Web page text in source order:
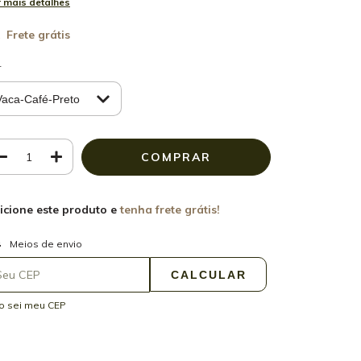
Frete grátis
este produto etenha frete grátis!
para o CEP:
Meios de envio
CALCULAR
sei meu CEP